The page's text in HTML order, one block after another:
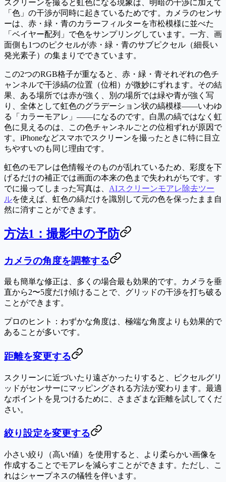
スクリーンを撮ると虹色になる現象は、明暗の干渉に加えて
「色」の干渉が同時に起きているためです。カメラのセンサ
ーは、赤・緑・青のカラーフィルターを市松模様に並べた
「ベイヤー配列」で色をサンプリングしています。一方、画
面側も1つのピクセルが赤・緑・青のサブピクセル（細長い
発光素子）の集まりでできています。
この2つのRGB格子が重なると、赤・緑・青それぞれの色チ
ャンネルで干渉縞の位置（位相）が微妙にずれます。その結
果、ある場所では赤が強く、別の場所では緑や青が強く写
り、全体として虹色のグラデーション状の縞模様——いわゆ
る「カラーモアレ」——になるのです。白黒の縞ではなく虹
色に見えるのは、この色チャンネルごとの位相ずれが原因で
す。iPhoneなどスマホでスクリーンを撮ったときに特に目立
ちやすいのも同じ理由です。
虹色のモアレは色情報そのものが乱れているため、彩度を下
げるだけの補正では画面の本来の色まで失われがちです。す
でに撮ってしまった写真は、 AIスクリーンモアレ除去ツー
ルを使えば、虹色の縞だけを識別して元の色を保ったまま自
然に消すことができます。
方法1：撮影中の予防
カメラの角度を調整する
最も簡単な修正は、多くの場合最も効果的です。カメラを垂
直から2〜5度だけ傾けることで、グリッドの干渉を打ち破る
ことができます。
プロのヒント
：わずかな角度は、極端な角度よりも効果的で
あることが多いです。
距離を変更する
スクリーンに近づいたり遠ざかったりすると、ピクセルグリ
ッドがセンサーにマッピングされる方法が変わります。最適
なポイントを見つけるために、さまざまな距離を試してくだ
さい。
絞り設定を変更する
小さい絞り（高いf値）を使用すると、より柔らかい画像を
作成することでモアレを減らすことができます。ただし、こ
れはシャープネスの犠牲を伴います。